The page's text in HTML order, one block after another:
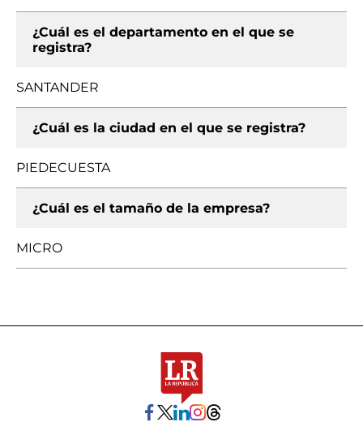
¿Cuál es el departamento en el que se
registra?
SANTANDER
¿Cuál es la ciudad en el que se registra?
PIEDECUESTA
¿Cuál es el tamaño de la empresa?
MICRO